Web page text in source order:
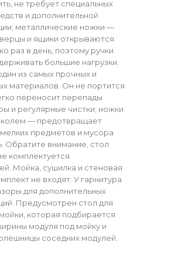
не требует специальных
и дополнительной
металлические ножки —
и ящики открываются
раз в день, поэтому ручки
большие нагрузки.
из самых прочных и
материалов. Он не портится
переносит перепады
и регулярные чистки; ножки
— предотвращает
предметов и мусора
Обратите внимание, стол
комплектуется
Мойка, сушилка и стеновая
не входят. У гарнитура
для дополнительных
Предусмотрен стол для
которая подбирается
модуля под мойку и
соседних модулей.